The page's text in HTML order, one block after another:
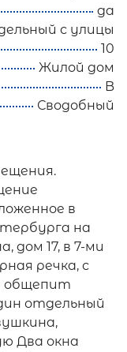
да
с улицы
10
Жилой дом
B
Сводобный
в
на
дом 17, в 7-ми
речка, с
общепит
отдельный
Два окна